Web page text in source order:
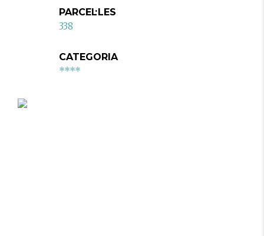
PARCEL·LES
338
CATEGORIA
****